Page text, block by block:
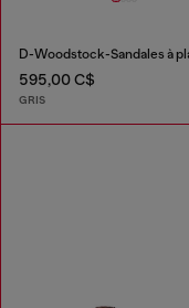
595,00 C$
GRIS